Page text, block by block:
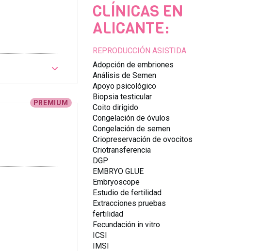
PREMIUM
CLÍNICAS EN
ALICANTE:
REPRODUCCIÓN ASISTIDA
Adopción de embriones
Análisis de Semen
Apoyo psicológico
Biopsia testicular
Coito dirigido
Congelación de óvulos
Congelación de semen
Criopreservación de ovocitos
Criotransferencia
DGP
EMBRYO GLUE
Embryoscope
Estudio de fertilidad
Extracciones pruebas
fertilidad
Fecundación in vitro
ICSI
IMSI